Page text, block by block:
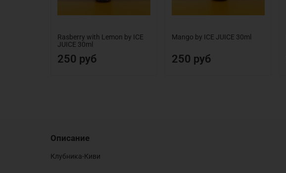
Rasberry with Lemon by ICE
JUICE 30ml
250 руб
Mango by ICE JUICE 30ml
250 руб
Описание
Клубника-Киви